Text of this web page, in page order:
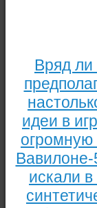
Вряд ли
идеи в
искали в